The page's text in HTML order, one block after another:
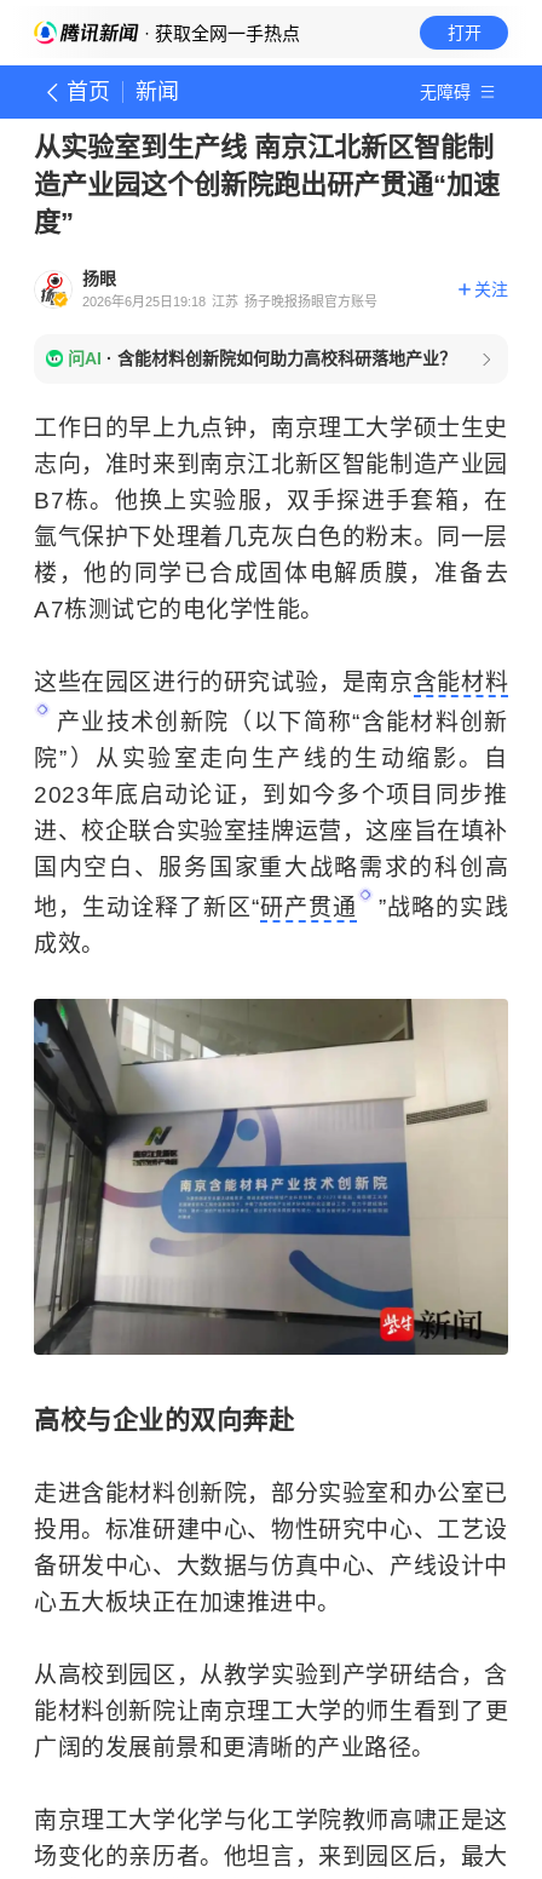
· 获取全网一手热点 打开
首页 新闻 无障碍
从实验室到生产线 南京江北新区智能制
造产业园这个创新院跑出研产贯通“加速
度”
扬眼
2026年6月25日19:18 江苏 扬子晚报扬眼官方账号
关注
问AI · 含能材料创新院如何助力高校科研落地产业？
工作日的早上九点钟，南京理工大学硕士生史
志向，准时来到南京江北新区智能制造产业园
B7栋。他换上实验服，双手探进手套箱，在
氩气保护下处理着几克灰白色的粉末。同一层
楼，他的同学已合成固体电解质膜，准备去
A7栋测试它的电化学性能。
这些在园区进行的研究试验，是南京含能材料
产业技术创新院（以下简称“含能材料创新
院”）从实验室走向生产线的生动缩影。自
2023年底启动论证，到如今多个项目同步推
进、校企联合实验室挂牌运营，这座旨在填补
国内空白、服务国家重大战略需求的科创高
地，生动诠释了新区“研产贯通
”战略的实践
成效。
高校与企业的双向奔赴
走进含能材料创新院，部分实验室和办公室已
投用。标准研建中心、物性研究中心、工艺设
备研发中心、大数据与仿真中心、产线设计中
心五大板块正在加速推进中。
从高校到园区，从教学实验到产学研结合，含
能材料创新院让南京理工大学的师生看到了更
广阔的发展前景和更清晰的产业路径。
南京理工大学化学与化工学院教师高啸正是这
场变化的亲历者。他坦言，来到园区后，最大